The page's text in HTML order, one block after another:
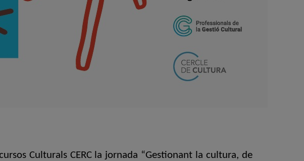
Culturals CERC la jornada “Gestionant la cultura, de